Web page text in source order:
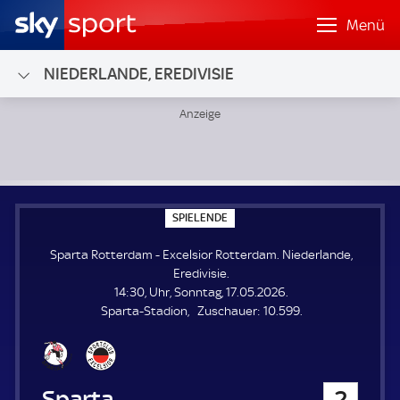
Menü
NIEDERLANDE, EREDIVISIE
SPIELENDE
P
E
E
N
E
Sparta Rotterdam - Excelsior Rotterdam. Niederlande,
Eredivisie.
14:30, Uhr, Sonntag, 17.05.2026.
Sparta-Stadion
Zuschauer: Z
10.599.